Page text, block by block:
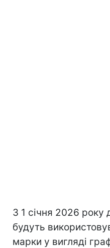
З 1 січня 2026 року
будуть
марки у вигляді